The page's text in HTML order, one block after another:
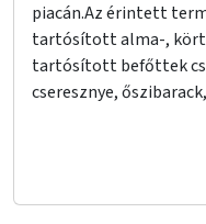
piacán.Az érintett
tartósított alma-,
tartósított befőttek
cseresznye,